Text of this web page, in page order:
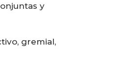
y
gremial,